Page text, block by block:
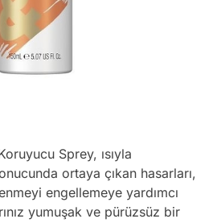
Sprey, ısıyla
ortaya çıkan hasarları,
engellemeye yardımcı
yumuşak ve pürüzsüz bir